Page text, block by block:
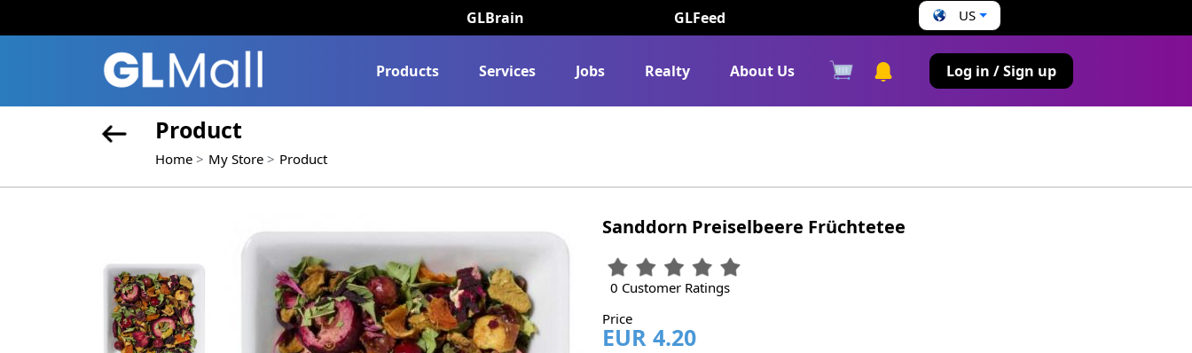
GLBrain GLFeed US
Products Services Jobs Realty About Us Log in / Sign up
Product
Home My Store Product
Sanddorn Preiselbeere Früchtetee
0 Customer Ratings
Price
EUR 4.20